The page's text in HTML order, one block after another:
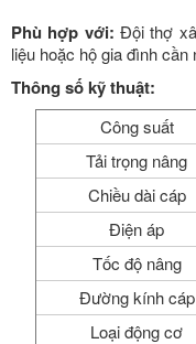
Phù hợp với: Đội thợ
liệu hoặc hộ gia đình
Thông số kỹ thuật:
Công suất
Tải trọng nâng
Chiều dài cáp
Điện áp
Tốc độ nâng
Đường kính cáp
Loại động cơ